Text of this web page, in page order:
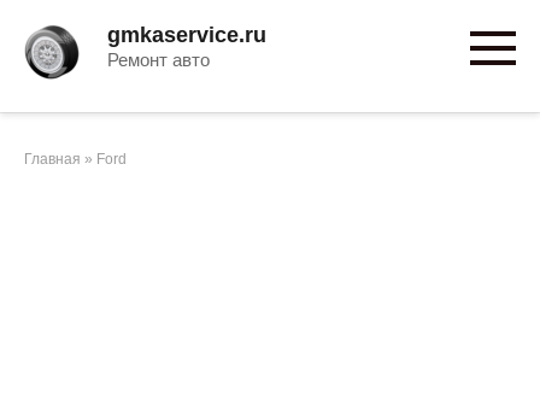
контенту
gmkaservice.ru
Ремонт авто
Главная » Ford